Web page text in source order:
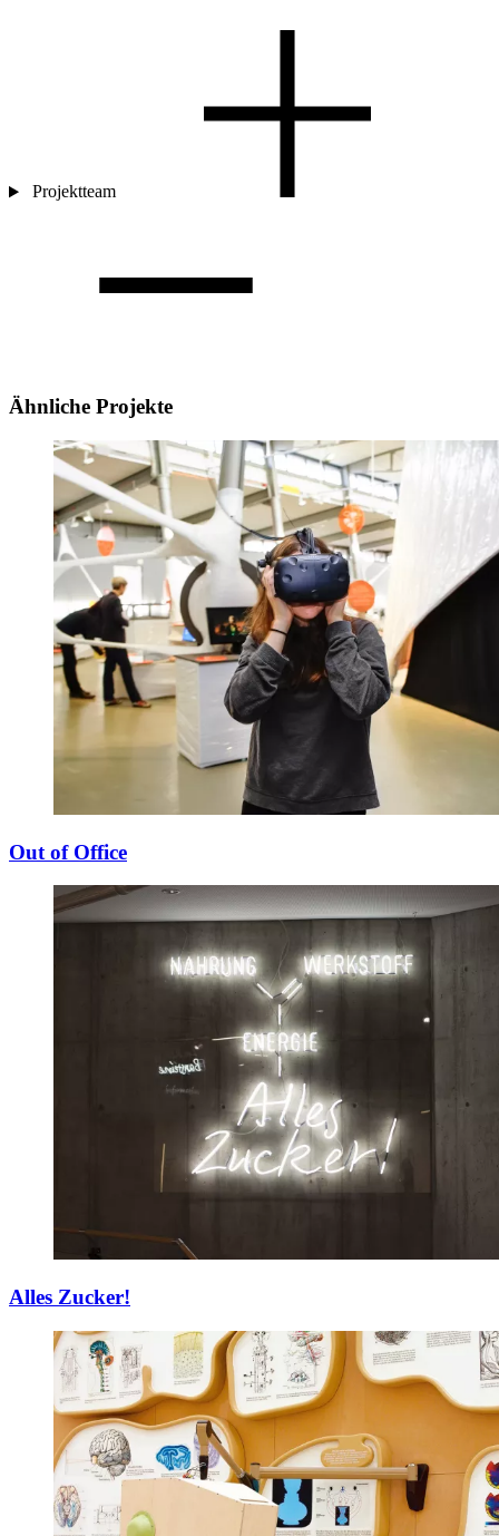
Projektteam
Ähnliche Projekte
Out of Office
Alles Zucker!